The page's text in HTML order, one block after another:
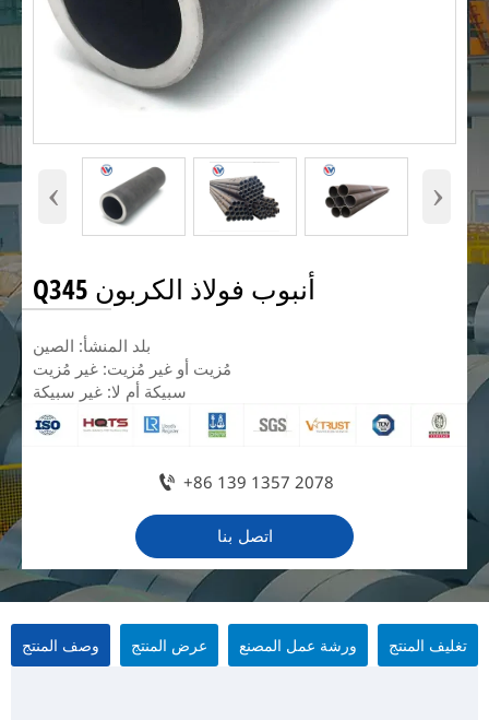
‹ ›
أنبوب فولاذ الكربون Q345
بلد المنشأ: الصين
مُزيت أو غير مُزيت: غير مُزيت
سبيكة أم لا: غير سبيكة
 +86 139 1357 2078
اتصل بنا
وصف المنتج عرض المنتج ورشة عمل المصنع تغليف المنتج